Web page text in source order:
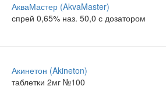
АкваМастер (AkvaMaster)
спрей 0,65% наз. 50,0 с дозатором
Акинетон (Akineton)
таблетки 2мг №100